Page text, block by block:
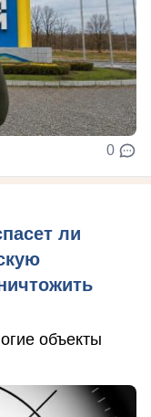
0
ли
объекты